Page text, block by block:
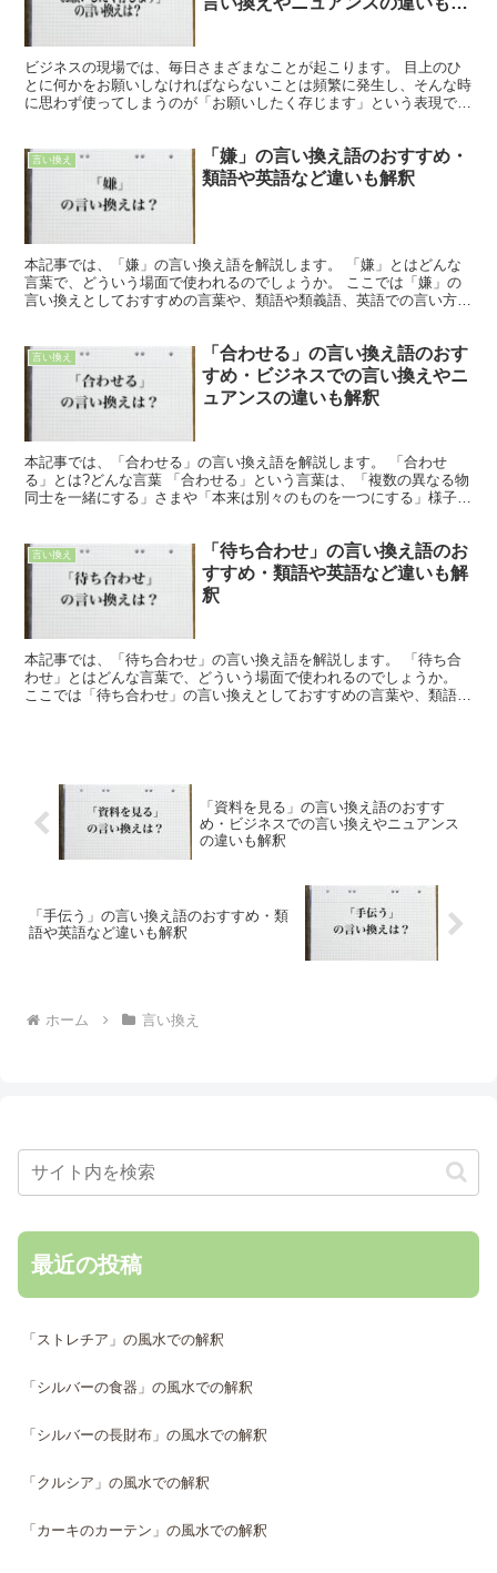
ビジネスの現場では、毎日さまざまなことが起こります。 目上のひ
とに何かをお願いしなければならないことは頻繁に発生し、そんな時
に思わず使ってしまうのが「お願いしたく存じます」という表現で
言い換え
「嫌」の言い換え語のおすすめ・
類語や英語など違いも解釈
本記事では、「嫌」の言い換え語を解説します。 「嫌」とはどんな
言葉で、どういう場面で使われるのでしょうか。 ここでは「嫌」の
言い換えとしておすすめの言葉や、類語や類義語、英語での言い方を
言い換え
「合わせる」の言い換え語のおす
すめ・ビジネスでの言い換えやニ
ュアンスの違いも解釈
本記事では、「合わせる」の言い換え語を解説します。 「合わせ
る」とは?どんな言葉 「合わせる」という言葉は、「複数の異なる物
同士を一緒にする」さまや「本来は別々のものを一つにする」様子な
言い換え
「待ち合わせ」の言い換え語のお
すすめ・類語や英語など違いも解
釈
本記事では、「待ち合わせ」の言い換え語を解説します。 「待ち合
わせ」とはどんな言葉で、どういう場面で使われるのでしょうか。
ここでは「待ち合わせ」の言い換えとしておすすめの言葉や、類語や
「資料を見る」の言い換え語のおすす
め・ビジネスでの言い換えやニュアンス
の違いも解釈
「手伝う」の言い換え語のおすすめ・類
語や英語など違いも解釈
ホーム 言い換え
最近の投稿
「ストレチア」の風水での解釈
「シルバーの食器」の風水での解釈
「シルバーの長財布」の風水での解釈
「クルシア」の風水での解釈
「カーキのカーテン」の風水での解釈